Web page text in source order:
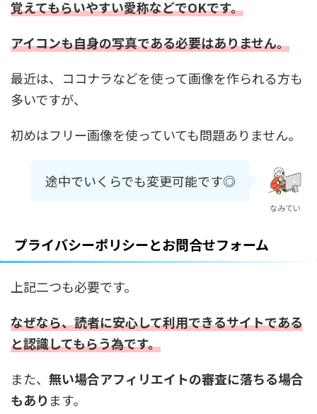
覚えてもらいやすい愛称などでOKです。
アイコンも自身の写真である必要はありません。
最近は、ココナラなどを使って画像を作られる方も
多いですが、
初めはフリー画像を使っていても問題ありません。
途中でいくらでも変更可能です◎
なみてい
プライバシーポリシーとお問合せフォーム
上記二つも必要です。
なぜなら、読者に安心して利用できるサイトである
と認識してもらう為です。
また、 無い場合アフィリエイトの審査に落ちる場合
もあり ます。